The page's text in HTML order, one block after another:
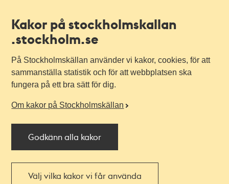
Kakor på stockholmskallan
.stockholm.se
På Stockholmskällan använder vi kakor, cookies, för att
sammanställa statistik och för att webbplatsen ska
fungera på ett bra sätt för dig.
Om kakor på Stockholmskällan
Godkänn alla kakor
Välj vilka kakor vi får använda